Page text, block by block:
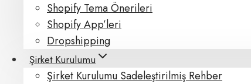
Shopify Tema Önerileri
Shopify App’leri
Dropshipping
Şirket Kurulumu
Şirket Kurulumu Sadeleştirilmiş Rehber